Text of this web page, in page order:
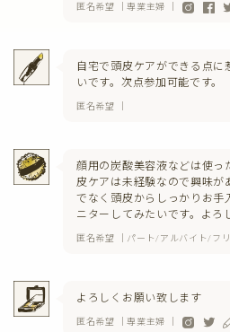
匿名希望 ｜専業主婦 ｜
自宅で頭皮ケアができる点
いです。次点参加可能です。
匿名希望 ｜
顔用の炭酸美容液などは使
皮ケアは未経験なので興味が
でなく頭皮からしっかりお手
ニターしてみたいです。よろ
匿名希望 ｜パート/アルバイト/フ
よろしくお願い致します
匿名希望 ｜専業主婦 ｜